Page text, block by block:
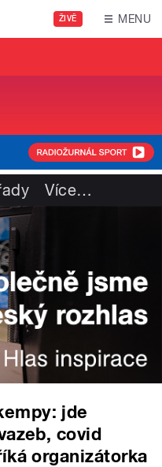
ŽIVĚ MENU
Více…
jde
covid
organizátorka